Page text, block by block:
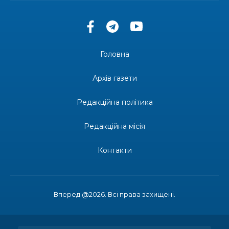
Юні мешканці Бахмутської громади у Харкові
долучилися до проєкту «Радість у дитячих
територіальної громади
«Дві музи» у Рівному: свято краси, мистецтва
епідеміолог, зоолог
Вперед @2026. Всі права захищені.
Головна
Архів газети
Редакційна політика
Редакційна місія
Контакти